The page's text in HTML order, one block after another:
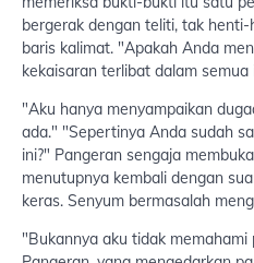
bergerak dengan teliti, tak
baris kalimat. "Apakah Anda
kekaisaran terlibat dalam semua
"Aku hanya menyampaikan
ada." "Sepertinya Anda sudah
ini?" Pangeran sengaja
menutupnya kembali dengan
keras. Senyum bermasalah
"Bukannya aku tidak